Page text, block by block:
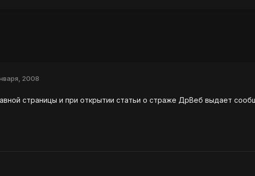
2008
страницы и при открытии статьи о страже ДрВеб выдает